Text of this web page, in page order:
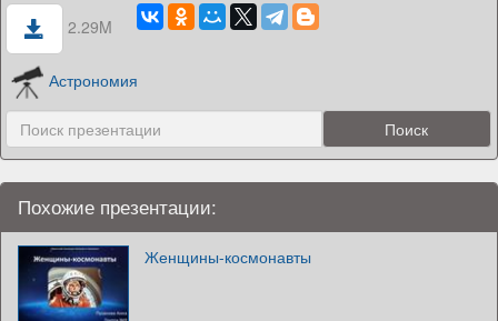
2.29M
Астрономия
Похожие презентации:
Женщины-космонавты